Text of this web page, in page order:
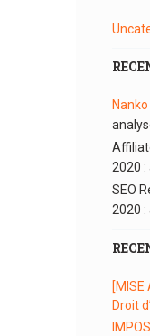
Nanko
2020 :
SEO
2020 :
[MISE
Droit